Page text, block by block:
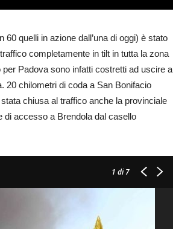
quelli in azione dall’una di oggi) è stato
completamente in tilt in tutta la zona
Padova sono infatti costretti ad uscire a
20 chilometri di coda a San Bonifacio
chiusa al traffico anche la provinciale
di accesso a Brendola dal casello
1 di 7